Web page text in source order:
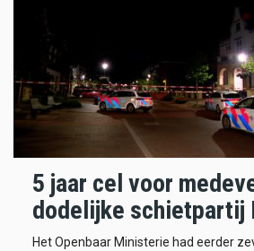
5 jaar cel voor
dodelijke schietpartij
Het Openbaar Ministerie had eerder